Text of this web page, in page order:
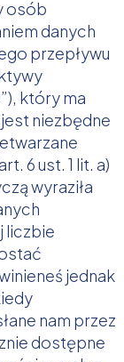
osób
danych
przepływu
który ma
niezbędne
6 ust. 1 lit. a)
wyraziła
liczbie
jednak
nam przez
dostępne